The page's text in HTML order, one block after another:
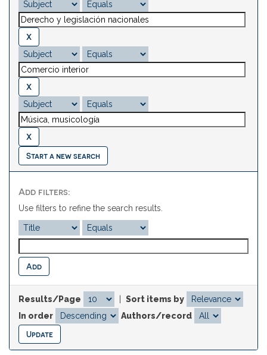
Start a new search
Add filters:
Use filters to refine the search results.
Results/Page
Sort items by
In order
Authors/record